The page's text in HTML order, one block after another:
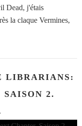
Dead, j'étais
la claque Vermines,
LIBRARIANS:
2.